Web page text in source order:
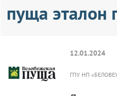
пуща эталон
12.01.2024
ГПУ НП